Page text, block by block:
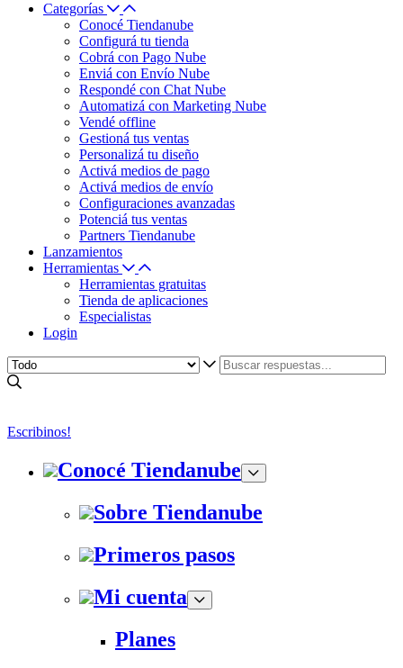
Categorías
Conocé Tiendanube
Configurá tu tienda
Cobrá con Pago Nube
Enviá con Envío Nube
Respondé con Chat Nube
Automatizá con Marketing Nube
Vendé offline
Gestioná tus ventas
Personalizá tu diseño
Activá medios de pago
Activá medios de envío
Configuraciones avanzadas
Potenciá tus ventas
Partners Tiendanube
Lanzamientos
Herramientas
Herramientas gratuitas
Tienda de aplicaciones
Especialistas
Login
Escribinos!
Conocé Tiendanube
Sobre Tiendanube
Primeros pasos
Mi cuenta
Planes